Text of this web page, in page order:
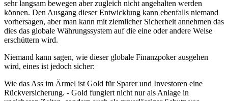
sehr langsam bewegen aber zugleich nicht angehalten werden
können. Den Ausgang dieser Entwicklung kann ebenfalls niemand
vorhersagen, aber man kann mit ziemlicher Sicherheit annehmen das
dies das globale Währungssystem auf die eine oder andere Weise
erschüttern wird.
Niemand kann sagen, wie dieser globale Finanzpoker ausgehen
wird, eines ist jedoch sicher:
Wie das Ass im Ärmel ist Gold für Sparer und Investoren eine
Rückversicherung. - Gold fungiert nicht nur als Anlage in